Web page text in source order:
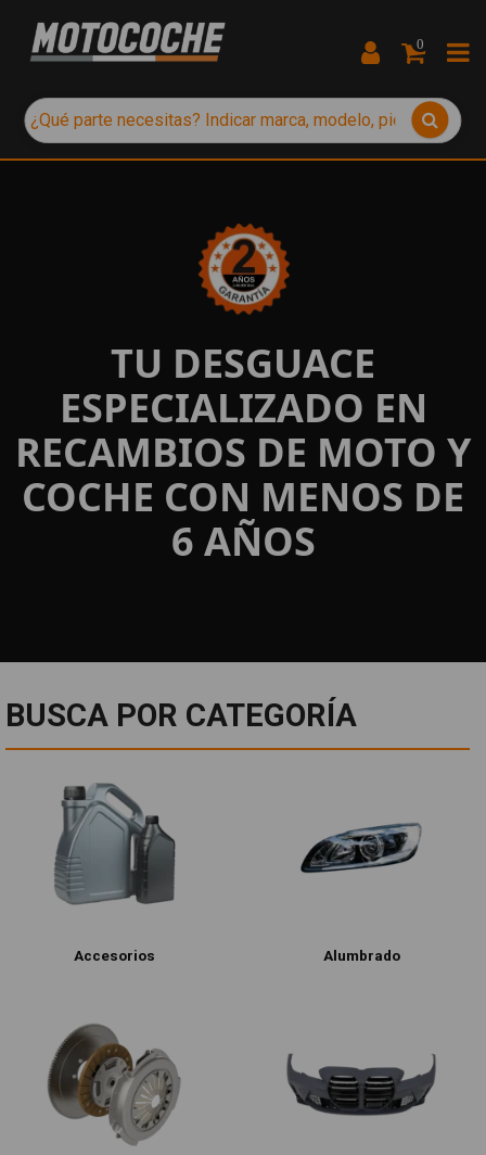
0
TU DESGUACE
ESPECIALIZADO EN
RECAMBIOS DE MOTO Y
COCHE CON MENOS DE
6 AÑOS
BUSCA POR CATEGORÍA
Accesorios Alumbrado